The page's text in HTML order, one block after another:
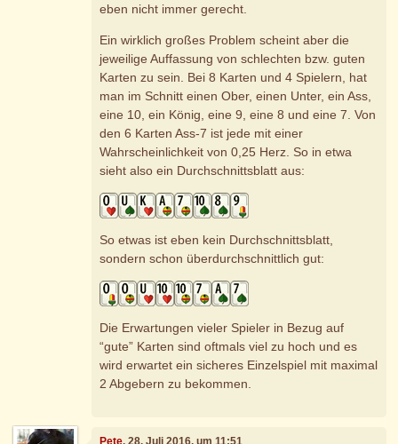
eben nicht immer gerecht.
Ein wirklich großes Problem scheint aber die
jeweilige Auffassung von schlechten bzw. guten
Karten zu sein. Bei 8 Karten und 4 Spielern, hat
man im Schnitt einen Ober, einen Unter, ein Ass,
eine 10, ein König, eine 9, eine 8 und eine 7. Von
den 6 Karten Ass-7 ist jede mit einer
Wahrscheinlichkeit von 0,25 Herz. So in etwa
sieht also ein Durchschnittsblatt aus:
So etwas ist eben kein Durchschnittsblatt,
sondern schon überdurchschnittlich gut:
Die Erwartungen vieler Spieler in Bezug auf
“gute” Karten sind oftmals viel zu hoch und es
wird erwartet ein sicheres Einzelspiel mit maximal
2 Abgebern zu bekommen.